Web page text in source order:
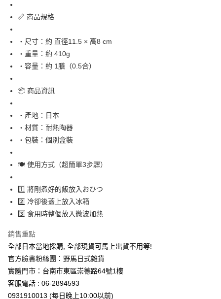
📏 商品規格
・尺寸：約 直徑11.5 × 高8 cm
・重量：約 410g
・容量：約 1膳（0.5合）
📦 商品資訊
・產地：日本
・材質：耐熱陶器
・包裝：個別盒裝
🍽 使用方式（超簡單3步驟）
1️⃣ 將剛煮好的飯放入おひつ
2️⃣ 冷卻後蓋上放入冰箱
3️⃣ 食用時整個放入微波加熱
銷售重點
全部日本當地採購, 全部現貨可馬上出貨不用等!
官方臉書粉絲團：野馬日式雜貨
實體門市：台南市東區崇德路64號1樓
客服電話 : 06-2894593
0931910013 (每日晚上10:00以前)